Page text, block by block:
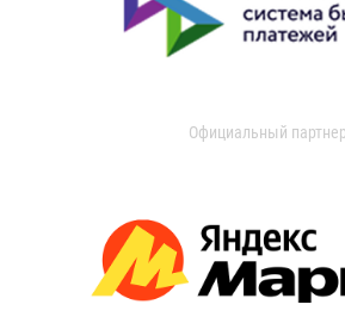
Официальный партнер